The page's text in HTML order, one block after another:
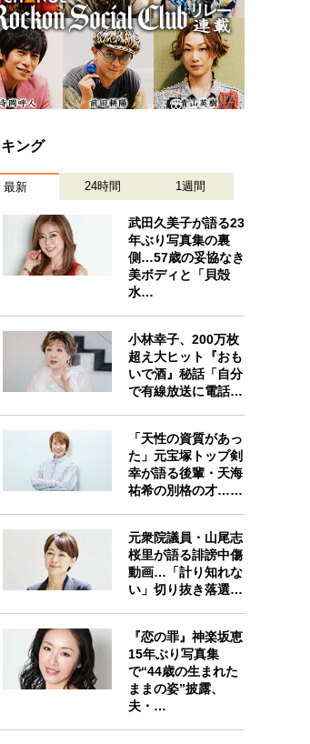
ング
最新 24時間 1週間
武田久美子が語る23
年ぶり写真集の裏
側…57歳の妥協なき
美ボディと「貝殻
水…
小林幸子、200万枚
超え大ヒット『おも
いで酒』秘話「自分
で有線放送に電話…
「天性の資質があっ
た」元宝塚トップ剣
幸が語る後輩・天海
祐希の別格の才……
元衆院議員・山尾志
桜里が語る誹謗中傷
動画…「計り知れな
い」切り抜き落選…
『恋の罪』神楽坂恵
15年ぶり写真集
で“44歳の生まれた
ままの姿”披露、
夫・…